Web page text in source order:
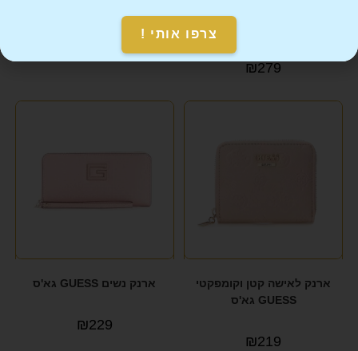
₪279
ארנק לאישה קטן וקומפקטי
GUESS גא'ס
₪219
ארנק נשים GUESS גא'ס
₪229
צרפו אותי !